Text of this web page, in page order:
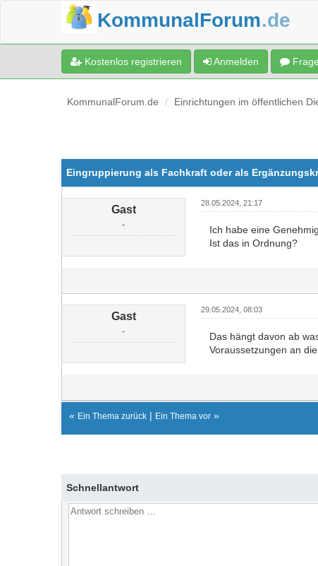
KommunalForum.de
Kostenlos registrieren Anmelden
KommunalForum.de Einrichtungen im öffentlichen
Eingruppierung als Fachkraft oder als
Gast
-
28.05.2024, 21:17
Ich habe eine
Ist das in Ordnung?
Gast
-
29.05.2024, 08:03
Das hängt davon ab
Voraussetzungen an
« Ein Thema zurück | Ein Thema vor »
Schnellantwort